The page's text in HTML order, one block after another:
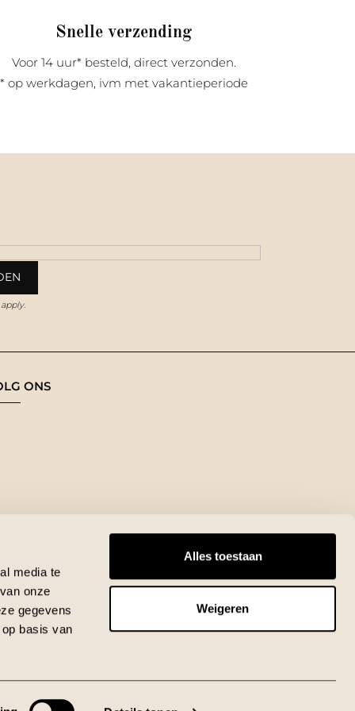
media te
onze
gegevens
basis van
Alles toestaan
Weigeren
Snelle verzending
Voor 14 uur* besteld, direct verzonden.
* op werkdagen, ivm met vakantieperiode
ONS